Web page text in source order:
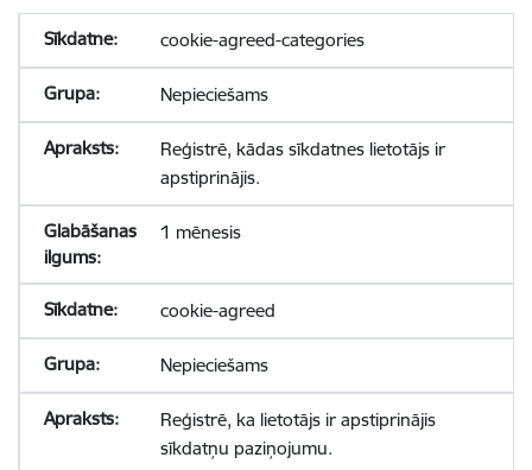
cookie-agreed-categories
Nepieciešams
Reģistrē, kādas sīkdatnes lietotājs ir
apstiprinājis.
1 mēnesis
cookie-agreed
Nepieciešams
Reģistrē, ka lietotājs ir apstiprinājis
sīkdatņu paziņojumu.